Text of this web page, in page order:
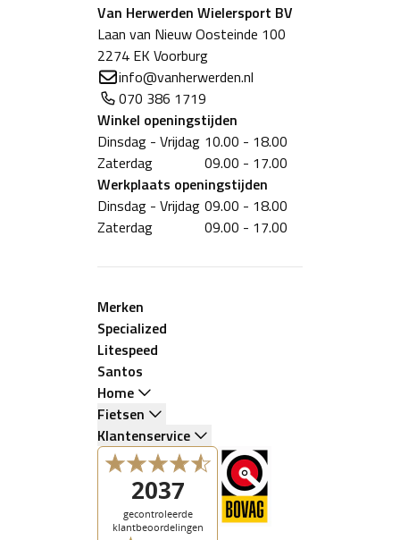
Van Herwerden Wielersport BV
Laan van Nieuw Oosteinde 100
2274 EK Voorburg
info@vanherwerden.nl
070 386 1719
Winkel openingstijden
Dinsdag - Vrijdag 10.00 - 18.00
Zaterdag
09.00 - 17.00
Werkplaats openingstijden
Dinsdag - Vrijdag 09.00 - 18.00
Zaterdag
09.00 - 17.00
Merken
Specialized
Litespeed
Santos
Home
Fietsen
Klantenservice